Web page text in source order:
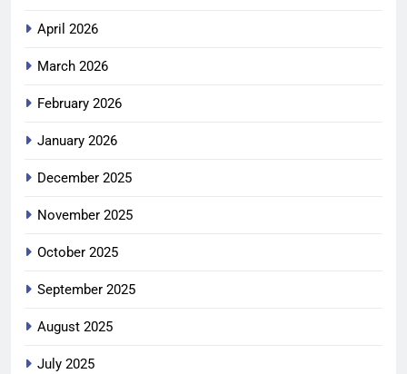
April 2026
March 2026
February 2026
January 2026
December 2025
November 2025
October 2025
September 2025
August 2025
July 2025